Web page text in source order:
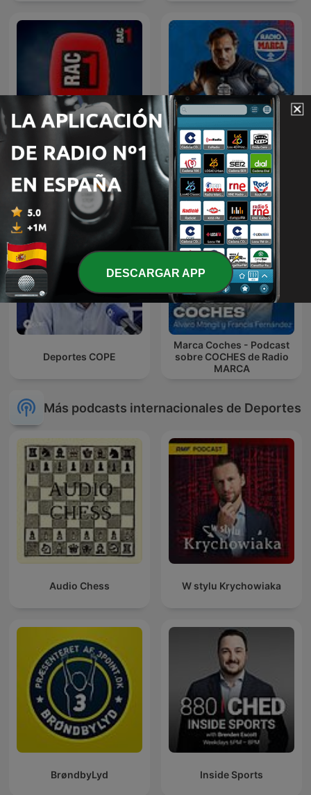
Tu diràs - L'hora a hora
DESPIERTA San Francisco
con David Sánchez
Deportes COPE
Marca Coches - Podcast
sobre COCHES de Radio
MARCA
Más podcasts internacionales de Deportes
Audio Chess W stylu Krychowiaka
BrøndbyLyd Inside Sports
DESCARGAR APP